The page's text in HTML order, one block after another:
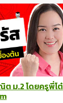
ม.2 โดยครูพี่โต๋